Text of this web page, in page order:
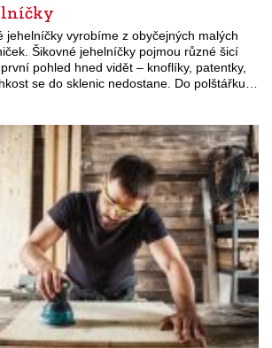
jehelníčky vyrobíme z obyčejných malých
Šikovné jehelníčky pojmou různé šicí
pohled hned vidět – knoflíky, patentky,
se do sklenic nedostane. Do polštářku…